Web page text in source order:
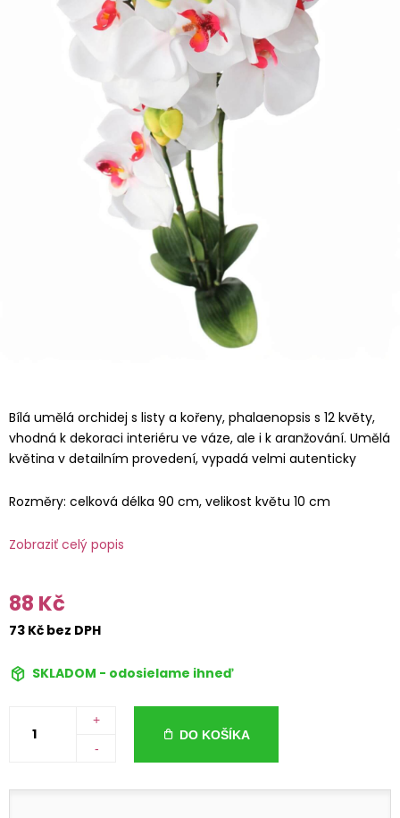
Bílá umělá orchidej s listy a kořeny, phalaenopsis s 12 květy,
vhodná k dekoraci interiéru ve váze, ale i k aranžování. Umělá
květina v detailním provedení, vypadá velmi autenticky
Rozměry: celková délka 90 cm, velikost květu 10 cm
Zobraziť celý popis
88 Kč
73 Kč bez DPH
SKLADOM - odosielame ihneď
+
-
DO KOŠÍKA